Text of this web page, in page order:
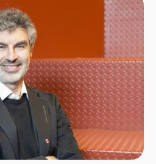
셈이다.같은 시기 열린 코리아 메타버스
간컴퓨팅·디지털트윈·AI가 하나의
. 필자는 기조강연에서 "AI는 더 이상
시지를 전했다. 그 메시지를 가장 생생하게
장 그 자체였다. 층마다 펼쳐진 부스들은
지를 데이터가 아닌 실물로 보여주고
3~4회 뷰스레터 무료로 받아보기